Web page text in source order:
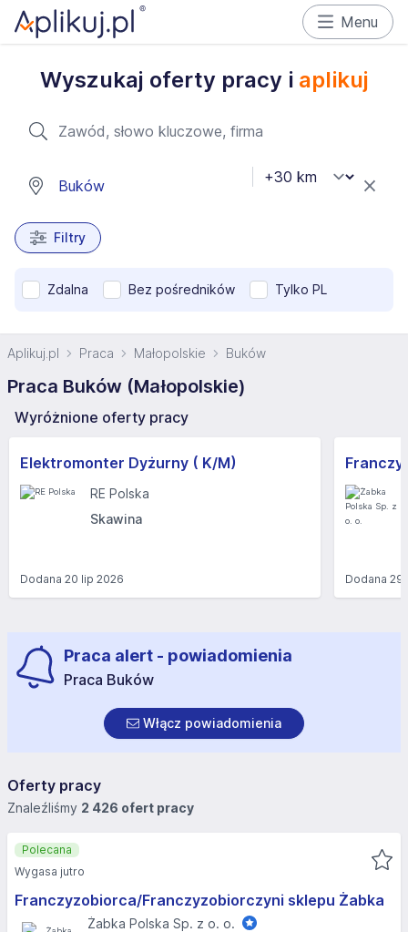
Menu
Wyszukaj oferty pracy i aplikuj
Filtry
Zdalna Bez pośredników Tylko PL
Aplikuj.pl Praca Małopolskie Buków
Praca Buków (Małopolskie)
Wyróżnione oferty pracy
Elektromonter Dyżurny ( K/M)
RE Polska
Skawina
Dodana 20 lip 2026 Dodana29
Praca alert - powiadomienia
Praca Buków
Włącz powiadomienia
Oferty pracy
Znaleźliśmy 2 426 ofert pracy
Franczyzobiorca/Franczyzobiorczyni sklepu Żabka
Żabka Polska Sp. z o. o.
Polecana
Wygasa jutro